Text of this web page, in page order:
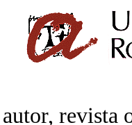
revista